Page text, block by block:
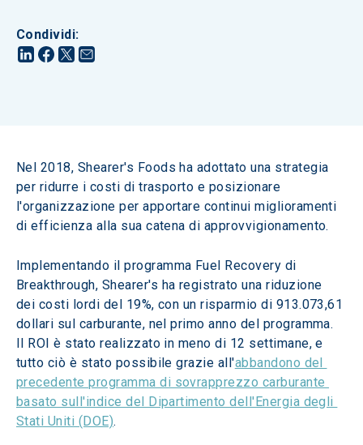
Condividi:
Nel 2018, Shearer's Foods ha adottato una strategia
per ridurre i costi di trasporto e posizionare
l'organizzazione per apportare continui miglioramenti
di efficienza alla sua catena di approvvigionamento.
Implementando il programma Fuel Recovery di
Breakthrough, Shearer's ha registrato una riduzione
dei costi lordi del 19%, con un risparmio di 913.073,61
dollari sul carburante, nel primo anno del programma.
Il ROI è stato realizzato in meno di 12 settimane, e
tutto ciò è stato possibile grazie all'abbandono del
precedente programma di sovrapprezzo carburante
basato sull'indice del Dipartimento dell'Energia degli
Stati Uniti (DOE).